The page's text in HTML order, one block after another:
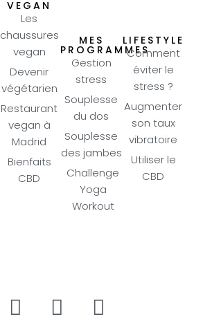
VEGAN
Les
chaussures
vegan
Devenir
végétarien
Restaurant
vegan à
Madrid
Bienfaits
CBD
MES
PROGRAMMES
Gestion
stress
Souplesse
du dos
Souplesse
des jambes
Challenge
Yoga
Workout
LIFESTYLE
Comment
éviter le
stress ?
Augmenter
son taux
vibratoire
Utiliser le
CBD